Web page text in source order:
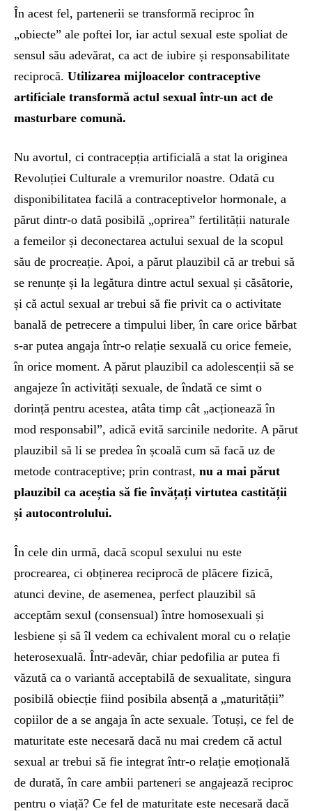
În acest fel, partenerii se transformă reciproc în
„obiecte” ale poftei lor, iar actul sexual este spoliat de
sensul său adevărat, ca act de iubire și responsabilitate
reciprocă. Utilizarea mijloacelor contraceptive
artificiale transformă actul sexual într-un act de
masturbare comună.
Nu avortul, ci contracepția artificială a stat la originea
Revoluției Culturale a vremurilor noastre. Odată cu
disponibilitatea facilă a contraceptivelor hormonale, a
părut dintr-o dată posibilă „oprirea” fertilității naturale
a femeilor și deconectarea actului sexual de la scopul
său de procreație. Apoi, a părut plauzibil că ar trebui să
se renunțe și la legătura dintre actul sexual și căsătorie,
și că actul sexual ar trebui să fie privit ca o activitate
banală de petrecere a timpului liber, în care orice bărbat
s-ar putea angaja într-o relație sexuală cu orice femeie,
în orice moment. A părut plauzibil ca adolescenții să se
angajeze în activități sexuale, de îndată ce simt o
dorință pentru acestea, atâta timp cât „acționează în
mod responsabil”, adică evită sarcinile nedorite. A părut
plauzibil să li se predea în școală cum să facă uz de
metode contraceptive; prin contrast, nu a mai părut
plauzibil ca aceștia să fie învățați virtutea castității
și autocontrolului.
În cele din urmă, dacă scopul sexului nu este
procrearea, ci obținerea reciprocă de plăcere fizică,
atunci devine, de asemenea, perfect plauzibil să
acceptăm sexul (consensual) între homosexuali și
lesbiene și să îl vedem ca echivalent moral cu o relație
heterosexuală. Într-adevăr, chiar pedofilia ar putea fi
văzută ca o variantă acceptabilă de sexualitate, singura
posibilă obiecție fiind posibila absență a „maturității”
copiilor de a se angaja în acte sexuale. Totuși, ce fel de
maturitate este necesară dacă nu mai credem că actul
sexual ar trebui să fie integrat într-o relație emoțională
de durată, în care ambii parteneri se angajează reciproc
pentru o viață? Ce fel de maturitate este necesară dacă